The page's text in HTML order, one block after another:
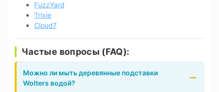
FuzzYard
Trixie
Cloud7
Частые вопросы (FAQ):
Можно ли мыть деревянные подставки
Wolters водой?